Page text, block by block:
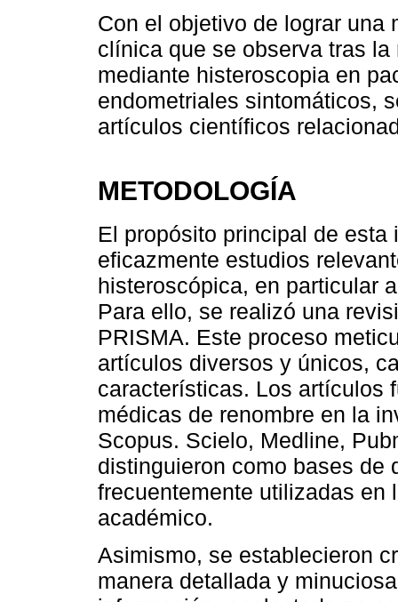
Con el objetivo de lograr una
clínica que se observa tras
mediante histeroscopia en
endometriales sintomáticos,
artículos científicos
METODOLOGÍA
El propósito principal de
eficazmente estudios
histeroscópica, en particular
Para ello, se realizó una
PRISMA. Este proceso
artículos diversos y únicos,
características. Los artículos
médicas de renombre en la
Scopus. Scielo, Medline,
distinguieron como bases de
frecuentemente utilizadas
académico.
Asimismo, se establecieron
manera detallada y